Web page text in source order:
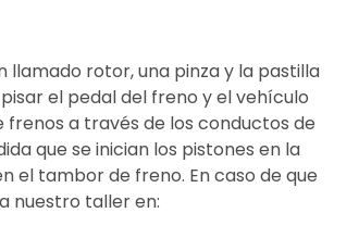
llamado rotor, una pinza y la pastilla
el pedal del freno y el vehículo
a través de los conductos de
que se inician los pistones en la
el tambor de freno. En caso de que
nuestro taller en: